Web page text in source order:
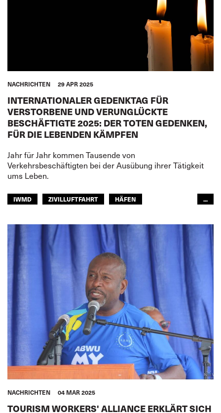
NORDAMERIKA
NACHRICHTEN 29 APR 2025
INTERNATIONALER GEDENKTAG FÜR
VERSTORBENE UND VERUNGLÜCKTE
BESCHÄFTIGTE 2025: DER TOTEN GEDENKEN,
FÜR DIE LEBENDEN KÄMPFEN
Jahr für Jahr kommen Tausende von
Verkehrsbeschäftigten bei der Ausübung ihrer Tätigkeit
ums Leben.
IWMD ZIVILLUFTFAHRT
HÄFEN
JOINT DOCK AND SEA
EISENBAHN
STRASSENTRANSPORT
SEELEUTE
FREMDENVERKEHRSDIENSTE
ÖFFENTLICHER PERSONENNAHVERKEHR
LAGERHALTUNG
FRAUEN
JUGEND
GLOBAL
...
NACHRICHTEN 04 MAR 2025
TOURISM WORKERS' ALLIANCE ERKLÄRT SICH